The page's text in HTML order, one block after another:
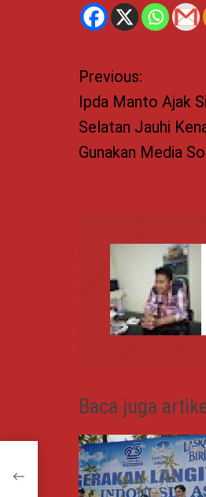
N
a
v
g
a
s
i
o
s
Previous:
Ipda Manto Ajak
Selatan Jauhi
Gunakan Media
Baca juga